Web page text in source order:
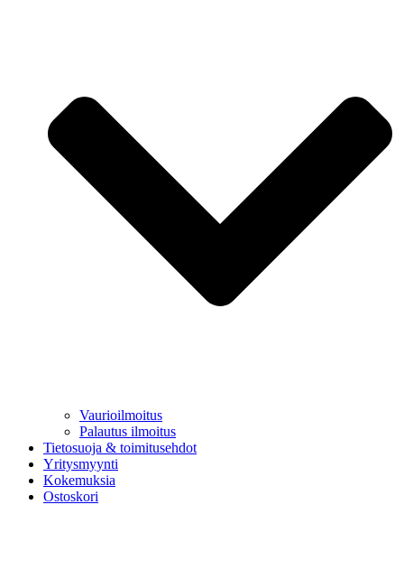
Vaurioilmoitus
Palautus ilmoitus
Tietosuoja & toimitusehdot
Yritysmyynti
Kokemuksia
Ostoskori